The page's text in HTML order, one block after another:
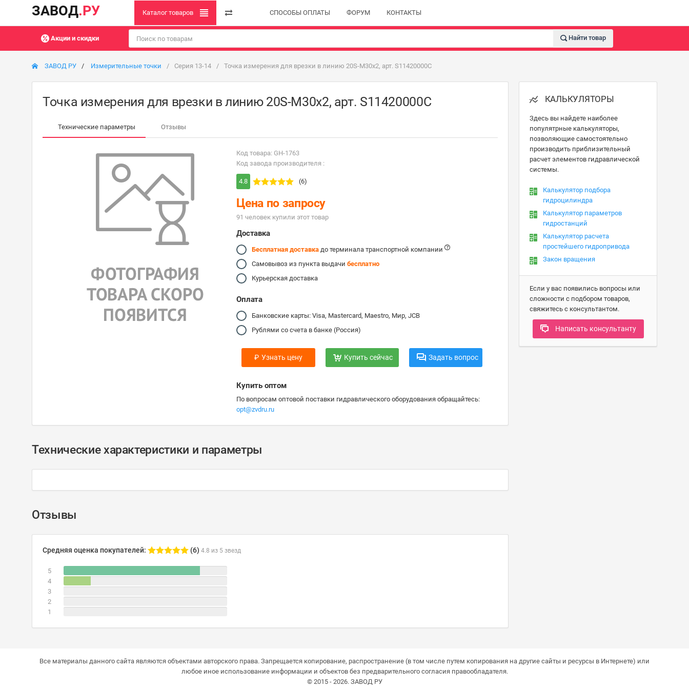
ЗАВОД.РУ Каталог товаров СПОСОБЫ ОПЛАТЫ ФОРУМ КОНТАКТЫ
Акции и скидки Найти товар
ЗАВОД РУ Измерительные точки Серия 13-14 Точка измерения для врезки в линию 20S-M30x2, арт. S11420000C
Точка измерения для врезки в линию 20S-M30x2, арт. S11420000C
Технические параметры Отзывы
Код товара: GH-1763
Код завода производителя :
4.8 (6)
Цена по запросу
91 человек купили этот товар
Доставка
Бесплатная доставка до терминала транспортной компании
Самовывоз из пункта выдачибесплатно
Курьерская доставка
Оплата
Банковские карты: Visa, Mastercard, Maestro, Мир, JCB
Рублями со счета в банке (Россия)
₽ Узнать цену Купить сейчас Задать вопрос
Купить оптом
По вопросам оптовой поставки гидравлического оборудования обращайтесь:
opt@zvdru.ru
Технические характеристики и параметры
Отзывы
Средняя оценка покупателей: (6) 4.8 из 5 звезд
5
4
3
2
1
КАЛЬКУЛЯТОРЫ
Здесь вы найдете наиболее
популятрные калькуляторы,
позволяющие самостоятельно
производить приблизительный
расчет элементов гидравлической
системы.
Калькулятор подбора
гидроцилиндра
Калькулятор параметров
гидростанций
Калькулятор расчета
простейшего гидропривода
Закон вращения
Если у вас появились вопросы или
сложности с подбором товаров,
свяжитесь с консультантом.
Написать консультанту
Все материалы данного сайта являются объектами авторского права. Запрещается копирование, распространение (в том числе путем копирования на другие сайты и ресурсы в Интернете) или
любое иное использование информации и объектов без предварительного согласия правообладателя.
© 2015 - 2026. ЗАВОД РУ